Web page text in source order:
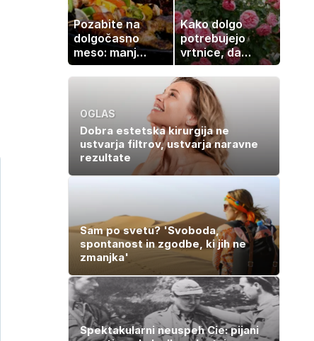
Pozabite na
dolgočasno
meso: manj
maščobe, več
svežine
Kako dolgo
potrebujejo
vrtnice, da
zrastejo? Vse o
rasti, cvetenju
in negi vrtnic
OGLAS
Dobra estetska kirurgija ne
ustvarja filtrov, ustvarja naravne
rezultate
Sam po svetu? 'Svoboda,
spontanost in zgodbe, ki jih ne
zmanjka'
Spektakularni neuspeh Cie: pijani